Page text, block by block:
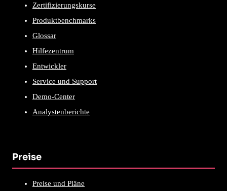
Zertifizierungskurse
Produktbenchmarks
Glossar
Hilfezentrum
Entwickler
Service und Support
Demo-Center
Analystenberichte
Preise
Preise und Pläne